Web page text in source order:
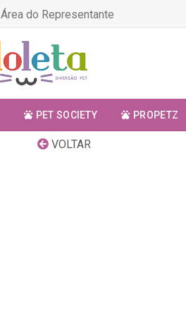
Área do Representante
PET SOCIETY PROPETZ
VOLTAR